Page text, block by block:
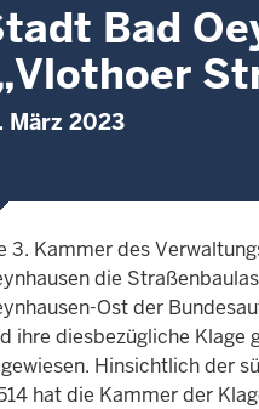
Bad
März 2023
3. Kammer des
die
Ost der
ihre diesbezügliche Klage
Hinsichtlich der
hat die Kammer der